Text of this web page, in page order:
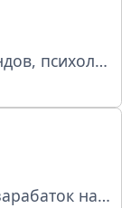
Аналитика, разбор трендов, психология трейдинга, риски и инструменты для работы с рынком По рекламе - @waffleAD
Актуальные новости и зарабаток на крипте с вложениями и без. Показываю только то, что делаю сам! По всем важным вопросам писать сюда - @Fox_cryptos Менеджеры: @tradercryptoEX, @jorjmok